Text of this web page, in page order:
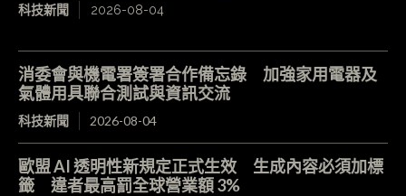
科技新聞 2026-08-04
消委會與機電署簽署合作備忘錄 加強家用電器及
氣體用具聯合測試與資訊交流
科技新聞 2026-08-04
歐盟 AI 透明性新規定正式生效 生成內容必須加標
籤 違者最高罰全球營業額 3%